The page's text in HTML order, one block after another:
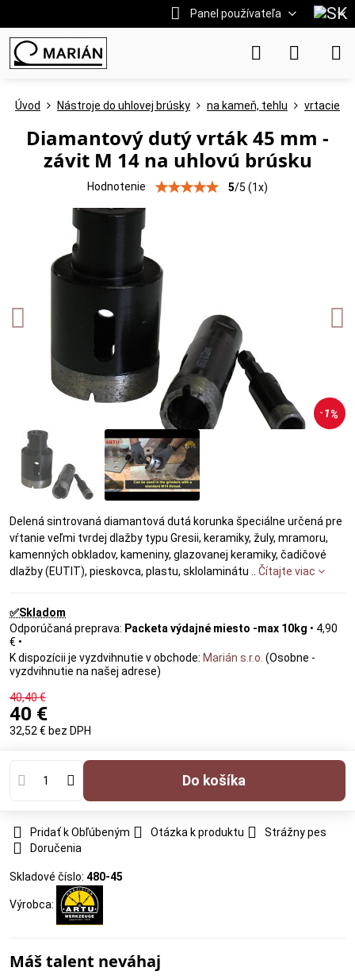
Panel používateľa
1%
Úvod Nástroje do uhlovej brúsky na kameň, tehlu vrtacie
Diamantový dutý vrták 45 mm -
závit M 14 na uhlovú brúsku
Hodnotenie 5/5 (1x)
Delená sintrovaná diamantová dutá korunka špeciálne určená pre
vŕtanie veľmi tvrdej dlažby typu Gresii, keramiky, žuly, mramoru,
kamenných obkladov, kameniny, glazovanej keramiky, čadičové
dlažby (EUTIT), pieskovca, plastu, sklolaminátu .. Čítajte viac
✅Skladom
Packeta výdajné miesto -max 10kg • 4,90
€ •
Marián s.r.o. (Osobne -
vyzdvihnutie na našej adrese)
40,40 €
40 €
32,52 € bez DPH
Do košíka
Pridať k Obľúbeným Otázka k produktu
Strážny pes
Doručenia
Skladové číslo: 480-45
Výrobca:
Máš talent neváhaj